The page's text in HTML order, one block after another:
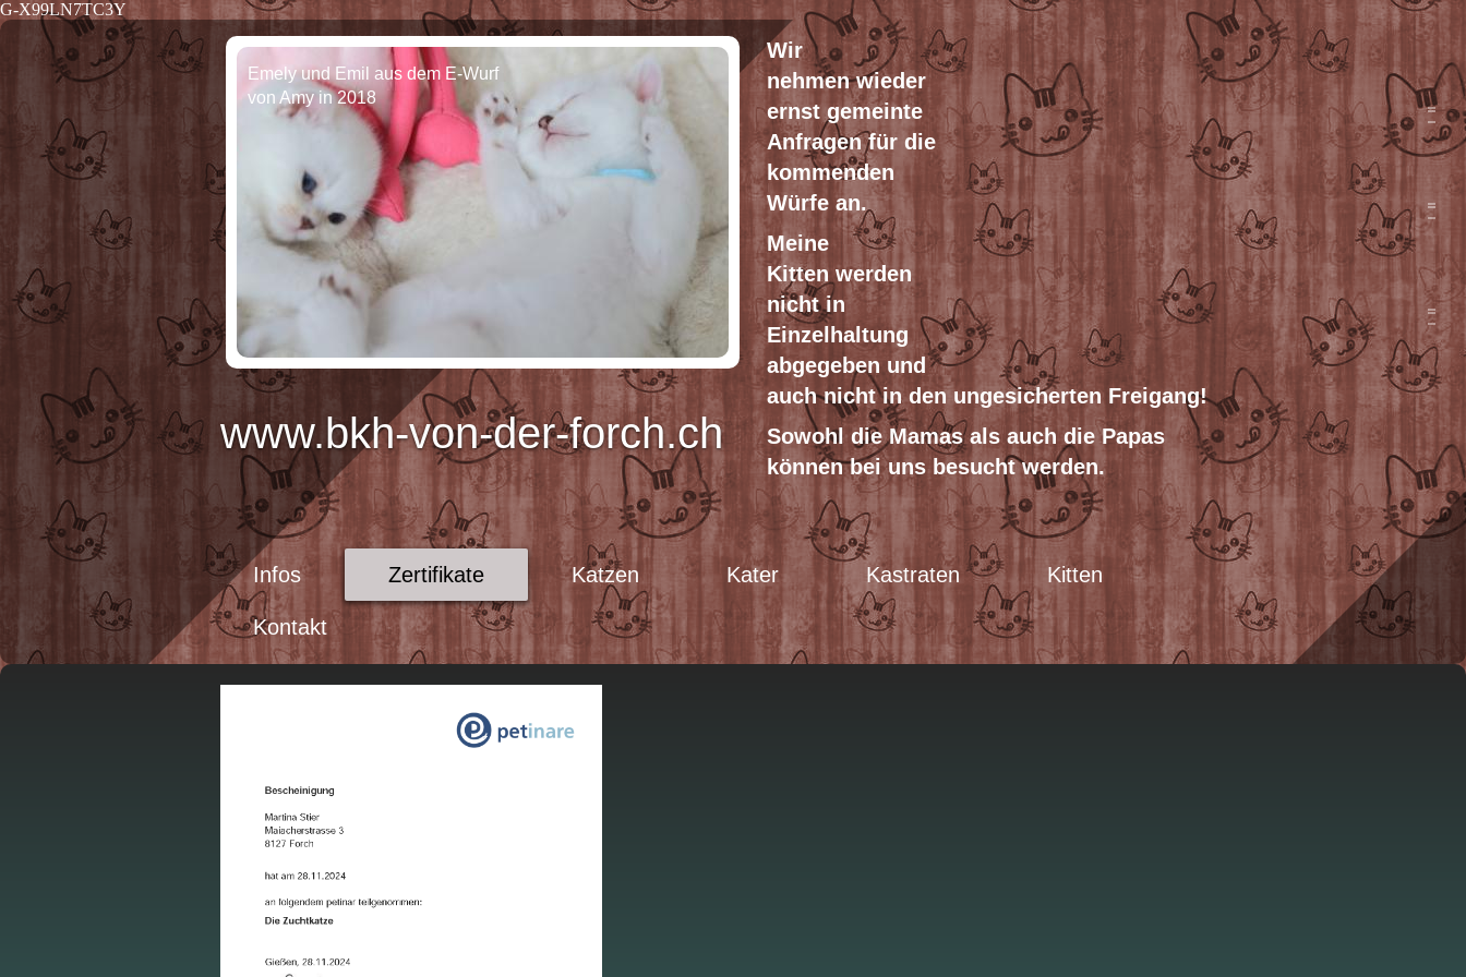
G-X99LN7TC3Y
Emely und Emil aus dem E-Wurf
von Amy in 2018
www.bkh-von-der-forch.ch
Wir
nehmenwieder
ernst gemeinte
Anfragen für die
kommenden
Würfe an.
Meine
Kitten werden
nicht in
Einzelhaltung
abgegeben und
auch nicht in den ungesicherten Freigang!
Sowohl die Mamas als auch die Papas
können bei uns besucht werden.
Infos Zertifikate Katzen Kater Kastraten Kitten
Kontakt